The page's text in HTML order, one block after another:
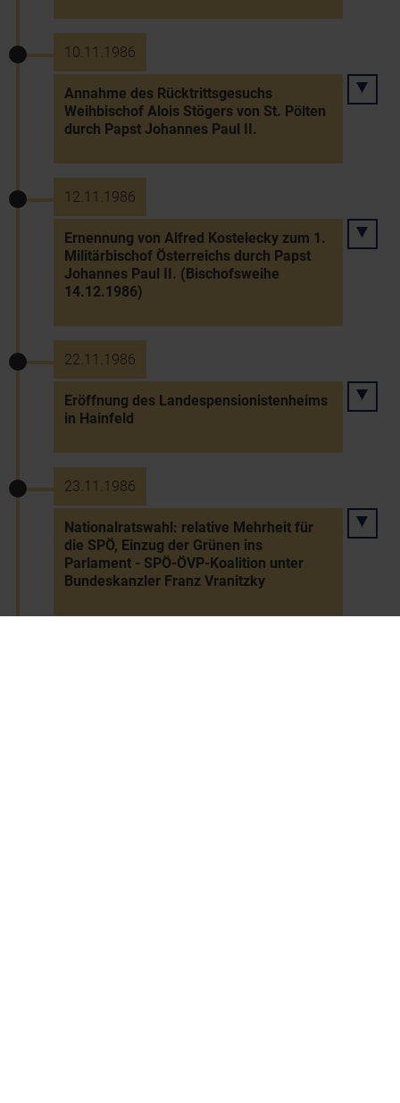
10.11.1986
Annahme des Rücktrittsgesuchs
Weihbischof Alois Stögers von St. Pölten
durch Papst Johannes Paul II.
12.11.1986
Ernennung von Alfred Kostelecky zum 1.
Militärbischof Österreichs durch Papst
Johannes Paul II. (Bischofsweihe
14.12.1986)
22.11.1986
Eröffnung des Landespensionistenheims
in Hainfeld
23.11.1986
Nationalratswahl: relative Mehrheit für
die SPÖ, Einzug der Grünen ins
Parlament - SPÖ-ÖVP-Koalition unter
Bundeskanzler Franz Vranitzky